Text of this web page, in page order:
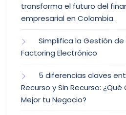
transforma el futuro del
empresarial en Colombia.
Simplifica la Gestión
Factoring Electrónico
5 diferencias claves
Recurso y Sin Recurso:
Mejor tu Negocio?